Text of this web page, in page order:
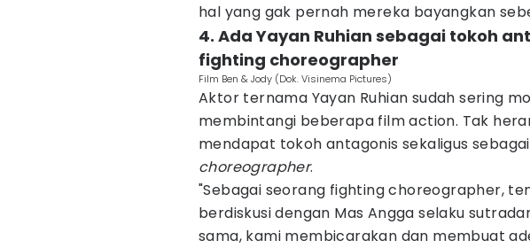
hal yang gak pernah mereka bayangkan
4. Ada Yayan Ruhian sebagai tokoh
fighting choreographer
Film Ben & Jody (Dok. Visinema Pictures)
Aktor ternama Yayan Ruhian sudah sering
membintangi beberapa film action. Tak
mendapat tokoh antagonis sekaligus sebagai
choreographer.
"Sebagai seorang fighting choreographer,
berdiskusi dengan Mas Angga selaku
sama, kami membicarakan dan membuat